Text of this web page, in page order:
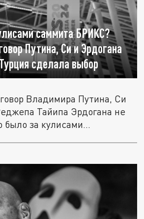
саммита БРИКС?
Путина, Си и Эрдогана
сделала выбор
Владимира Путина, Си
Тайипа Эрдогана не
было за кулисами...